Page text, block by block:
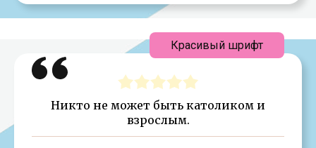
Никто не может быть католиком и
взрослым.
Красивый шрифт